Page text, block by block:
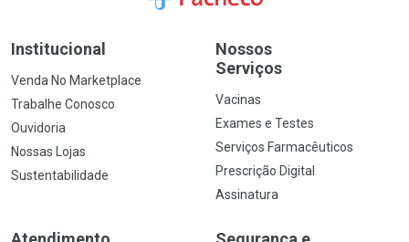
Institucional
Venda No Marketplace
Trabalhe Conosco
Ouvidoria
Nossas Lojas
Sustentabilidade
Nossos
Serviços
Vacinas
Exames e Testes
Serviços Farmacêuticos
Prescrição Digital
Assinatura